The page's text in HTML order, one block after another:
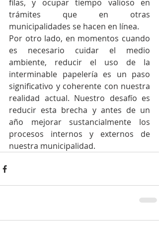
filas, y ocupar tiempo valioso en
trámites que en otras
municipalidades se hacen en línea.
Por otro lado, en momentos cuando
es necesario cuidar el medio
ambiente, reducir el uso de la
interminable papelería es un paso
significativo y coherente con nuestra
realidad actual. Nuestro desafío es
reducir esta brecha y antes de un
año mejorar sustancialmente los
procesos internos y externos de
nuestra municipalidad.